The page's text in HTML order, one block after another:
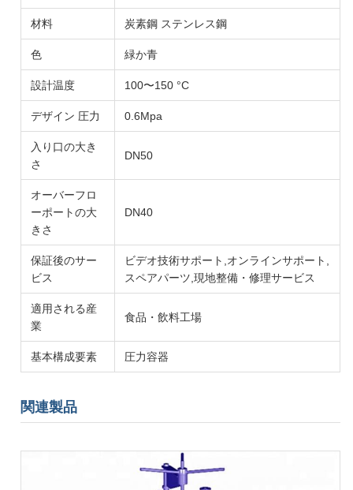
材料 炭素鋼 ステンレス鋼
色 緑か青
設計温度 100〜150 °C
デザイン 圧力 0.6Mpa
入り口の大き
さ
DN50
オーバーフロ
ーポートの大
きさ
DN40
保証後のサー
ビス
ビデオ技術サポート,オンラインサポート,
スペアパーツ,現地整備・修理サービス
適用される産
業
食品・飲料工場
基本構成要素 圧力容器
関連製品